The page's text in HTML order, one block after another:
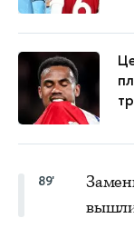
89'